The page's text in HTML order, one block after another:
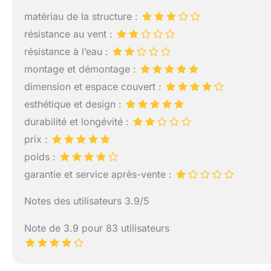
résoudre pour
matériau de la structure :
résistance au vent :
résistance à l’eau :
montage et démontage :
dimension et espace couvert :
esthétique et design :
durabilité et longévité :
prix :
poids :
garantie et service après-vente :
Notes des utilisateurs 3.9/5
Note de 3.9 pour 83 utilisateurs